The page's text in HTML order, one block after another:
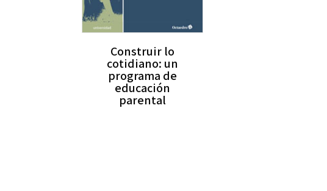
Construir lo
cotidiano: un
programa de
educación
parental